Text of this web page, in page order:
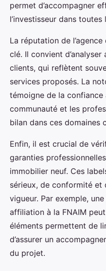
permet d’accompagner
l’investisseur dans
La réputation de
clé. Il convient
clients, qui reflètent
services proposés. La
témoigne de la confiance
communauté et les
bilan dans ces domaines
Enfin, il est crucial de
garanties
immobilier neuf. Ces
sérieux, de conformité et
vigueur. Par exemple,
affiliation à la FNAIM
éléments permettent de
d’assurer un
du projet.